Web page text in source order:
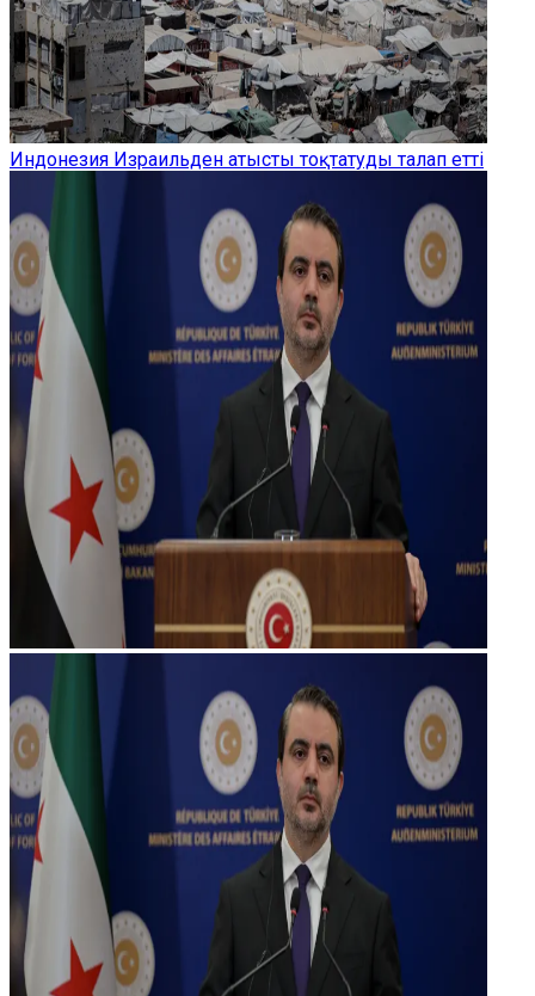
Индонезия Израильден атысты тоқтатуды талап етті